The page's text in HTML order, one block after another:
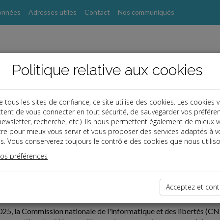
Adresses utiles Contact Nos communiqués
03
SANCTIONS DE LA CNIL VIA SA PROCÉDURE
la Commission nationale de l'informatique et des libertés
Politique relative aux cookies
tous les sites de confiance, ce site utilise des cookies. Les cookies
de vous connecter en tout sécurité, de sauvegarder vos
recherche, etc.). Ils nous permettent également de mieux
pour mieux vous servir et vous proposer des services adaptés à
Vous conserverez toujours le contrôle des cookies que nous
préférences
Acceptez et